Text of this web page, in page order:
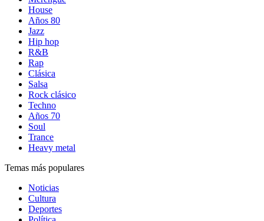
House
Años 80
Jazz
Hip hop
R&B
Rap
Clásica
Salsa
Rock clásico
Techno
Años 70
Soul
Trance
Heavy metal
Temas más populares
Noticias
Cultura
Deportes